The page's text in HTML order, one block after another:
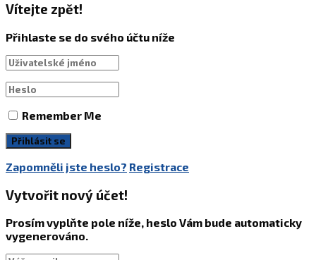
Vítejte zpět!
Přihlaste se do svého účtu níže
Remember Me
Zapomněli jste heslo? Registrace
Vytvořit nový účet!
Prosím vyplňte pole níže, heslo Vám bude automaticky
vygenerováno.